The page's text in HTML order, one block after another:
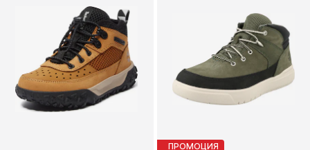
ПРОМОЦИЯ